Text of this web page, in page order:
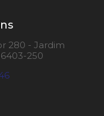
280 - Jardim
250